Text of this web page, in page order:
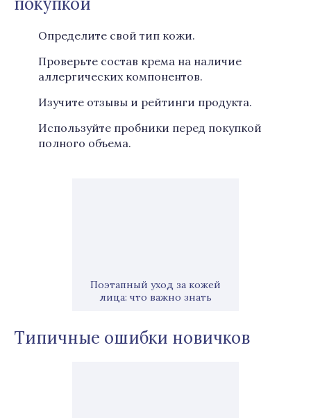
Определите свой тип кожи.
Проверьте состав крема на наличие
аллергических компонентов.
Изучите отзывы и рейтинги продукта.
Используйте пробники перед покупкой
полного объема.
Поэтапный уход за кожей
лица: что важно знать
Типичные ошибки новичков